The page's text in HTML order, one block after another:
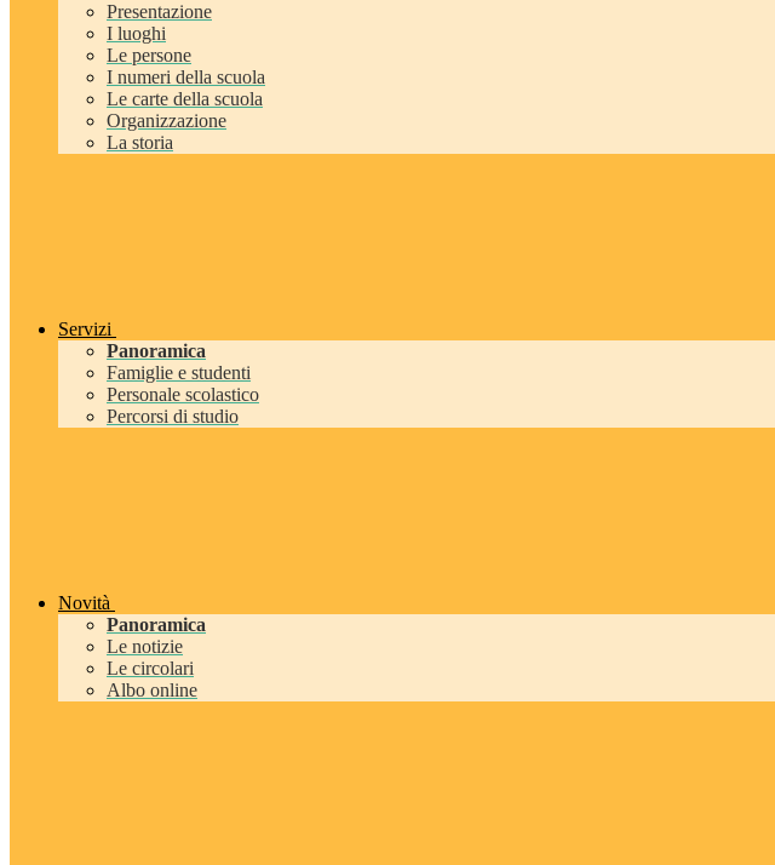
Presentazione
I luoghi
Le persone
I numeri della scuola
Le carte della scuola
Organizzazione
La storia
Servizi
Panoramica
Famiglie e studenti
Personale scolastico
Percorsi di studio
Novità
Panoramica
Le notizie
Le circolari
Albo online